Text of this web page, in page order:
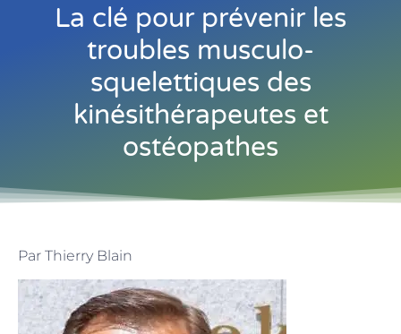
La clé pour prévenir les
troubles musculo-
squelettiques des
kinésithérapeutes et
ostéopathes
Par Thierry Blain